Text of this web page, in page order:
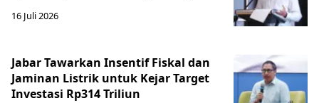
16 Juli 2026
Jabar Tawarkan Insentif Fiskal dan
Jaminan Listrik untuk Kejar Target
Investasi Rp314 Triliun